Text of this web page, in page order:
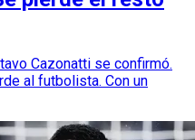
Cazonatti se confirmó.
al futbolista. Con un